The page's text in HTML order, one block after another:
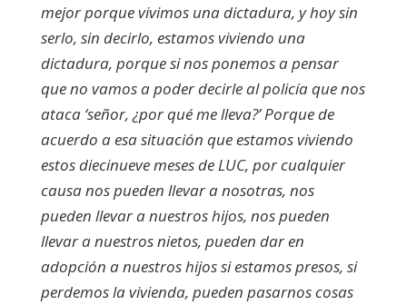
mejor porque vivimos una dictadura, y hoy sin
serlo, sin decirlo, estamos viviendo una
dictadura, porque si nos ponemos a pensar
que no vamos a poder decirle al policía que nos
ataca ‘señor, ¿por qué me lleva?’ Porque de
acuerdo a esa situación que estamos viviendo
estos diecinueve meses de LUC, por cualquier
causa nos pueden llevar a nosotras, nos
pueden llevar a nuestros hijos, nos pueden
llevar a nuestros nietos, pueden dar en
adopción a nuestros hijos si estamos presos, si
perdemos la vivienda, pueden pasarnos cosas